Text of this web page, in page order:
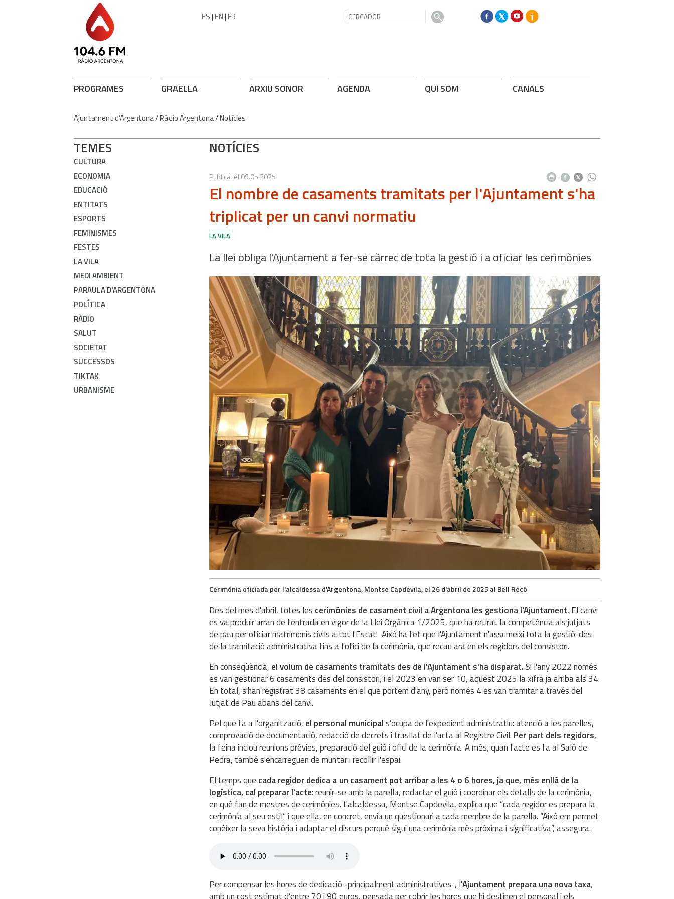
ES|EN|FR
PROGRAMES GRAELLA ARXIU SONOR AGENDA QUI SOM CANALS
Ajuntament d'Argentona/Ràdio Argentona/Notícies
TEMES
CULTURA
ECONOMIA
EDUCACIÓ
ENTITATS
ESPORTS
FEMINISMES
FESTES
LA VILA
MEDI AMBIENT
PARAULA D'ARGENTONA
POLÍTICA
RÀDIO
SALUT
SOCIETAT
SUCCESSOS
TIKTAK
URBANISME
NOTÍCIES
Publicat el 09.05.2025
El nombre de casaments tramitats per l'Ajuntament s'ha
triplicat per un canvi normatiu
LA VILA
La llei obliga l'Ajuntament a fer-se càrrec de tota la gestió i a oficiar les cerimònies
Cerimònia oficiada per l'alcaldessa d'Argentona, Montse Capdevila, el 26 d'abril de 2025 al Bell Recó
Des del mes d'abril, totes les cerimònies de casament civil a Argentona les gestiona l'Ajuntament. El canvi
es va produir arran de l'entrada en vigor de la Llei Orgànica 1/2025, que ha retirat la competència als jutjats
de pau per oficiar matrimonis civils a tot l'Estat. Això ha fet que l'Ajuntament n'assumeixi tota la gestió: des
de la tramitació administrativa fins a l'ofici de la cerimònia, que recau ara en els regidors del consistori.
En conseqüència, el volum de casaments tramitats des de l'Ajuntament s'ha disparat.Si l'any 2022 només
es van gestionar 6 casaments des del consistori, i el 2023 en van ser 10, aquest 2025 la xifra ja arriba als 34.
En total, s'han registrat 38 casaments en el que portem d'any, però només 4 es van tramitar a través del
Jutjat de Pau abans del canvi.
Pel que fa a l'organització, el personal municipals'ocupa de l'expedient administratiu: atenció a les parelles,
comprovació de documentació, redacció de decrets i trasllat de l'acta al Registre Civil. Per part dels regidors,
la feina inclou reunions prèvies, preparació del guió i ofici de la cerimònia. A més, quan l'acte es fa al Saló de
Pedra, també s'encarreguen de muntar i recollir l'espai.
El temps que cada regidor dedica a un casament pot arribar a les 4 o 6 hores, ja que, més enllà de la
logística, cal preparar l'acte: reunir-se amb la parella, redactar el guió i coordinar els detalls de la cerimònia,
en què fan de mestres de cerimònies. L'alcaldessa, Montse Capdevila, explica que “cada regidor es prepara la
cerimònia al seu estil” i que ella, en concret, envia un qüestionari a cada membre de la parella. “Això em permet
conèixer la seva història i adaptar el discurs perquè sigui una cerimònia més pròxima i significativa”, assegura.
Per compensar les hores de dedicació -principalment administratives-, l'Ajuntament prepara una nova taxa,